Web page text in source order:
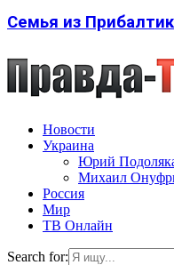
Семья из
Новости
Украина
Юрий
Михаил
Россия
Мир
ТВ Онлайн
Search for: